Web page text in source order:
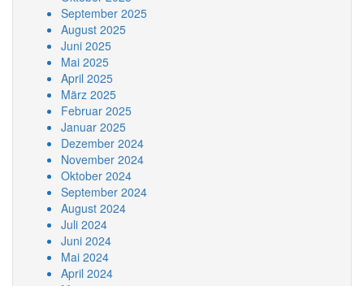
September 2025
August 2025
Juni 2025
Mai 2025
April 2025
März 2025
Februar 2025
Januar 2025
Dezember 2024
November 2024
Oktober 2024
September 2024
August 2024
Juli 2024
Juni 2024
Mai 2024
April 2024